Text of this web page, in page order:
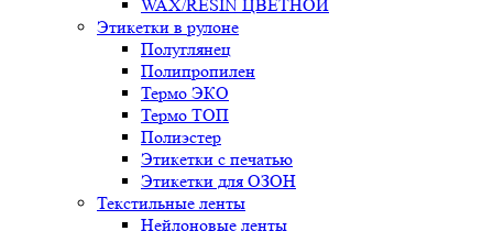
WAX/RESIN ЦВЕТНОЙ
Этикетки в рулоне
Полуглянец
Полипропилен
Термо ЭКО
Термо ТОП
Полиэстер
Этикетки с печатью
Этикетки для ОЗОН
Текстильные ленты
Нейлоновые ленты